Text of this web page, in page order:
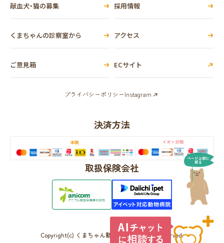
献血犬・猫の募集 採用情報
くまちゃんの診察室から アクセス
ご意見箱 ECサイト
プライバシーポリシーInstagram
決済方法
取扱保険会社
Copyright(c) くまちゃん動物病院 All Rights Reserved.